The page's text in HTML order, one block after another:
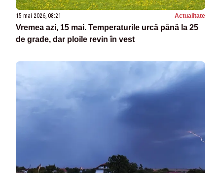
15 mai 2026, 08:21 Actualitate
Vremea azi, 15 mai. Temperaturile urcă până la 25
de grade, dar ploile revin în vest